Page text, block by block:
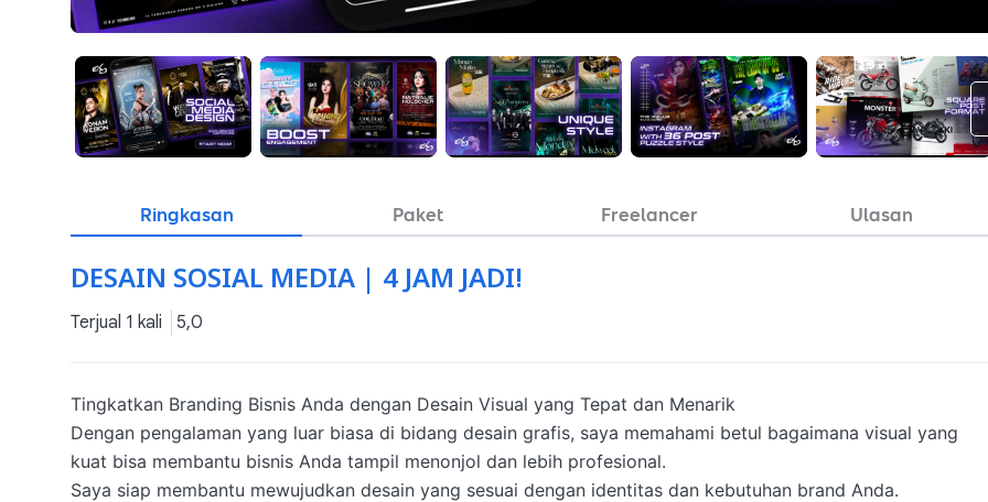
Ringkasan Paket Freelancer Ulasan
DESAIN SOSIAL MEDIA | 4 JAM JADI!
Terjual 1 kali 5,0
Tingkatkan Branding Bisnis Anda dengan Desain Visual yang Tepat dan Menarik
Dengan pengalaman yang luar biasa di bidang desain grafis, saya memahami betul bagaimana visual yang
kuat bisa membantu bisnis Anda tampil menonjol dan lebih profesional.
Saya siap membantu mewujudkan desain yang sesuai dengan identitas dan kebutuhan brand Anda.